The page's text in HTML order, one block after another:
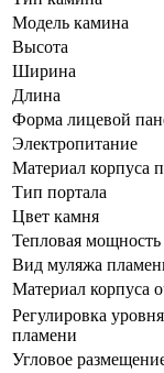
Модель камина
Высота
Ширина
Длина
Форма лицевой
Электропитание
Материал корпуса
Тип портала
Цвет камня
Тепловая мощность
Вид муляжа
Материал корпуса
Регулировка
пламени
Угловое